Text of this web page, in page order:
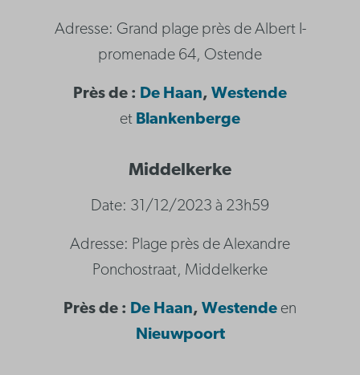
Adresse: Grand plage près de Albert I-
promenade 64, Ostende
Près de : De Haan, Westende
et Blankenberge
Middelkerke
Date: 31/12/2023 à 23h59
Adresse: Plage près de Alexandre
Ponchostraat, Middelkerke
Près de : De Haan, Westende en
N ieuwpoort